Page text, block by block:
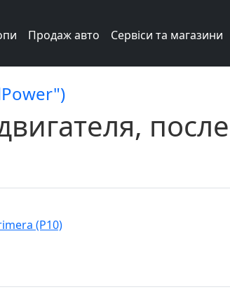
Продаж авто Сервіси та магазини
(P10)